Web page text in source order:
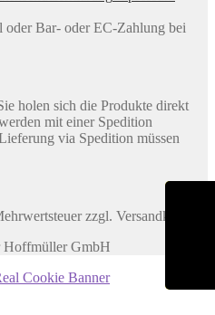
oder Bar- oder EC-Zahlung bei
holen sich die Produkte direkt
mit einer Spedition
via Spedition müssen
zzgl. Versandkosten
GmbH
Cookie Banner